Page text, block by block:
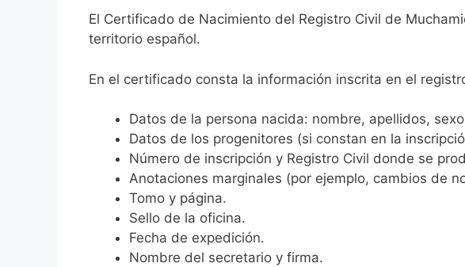
El Certificado de Nacimiento del Registro Civil de
territorio español.
En el certificado consta la información inscrita en el
Datos de la persona nacida: nombre, apellidos,
Datos de los progenitores (si constan en la
Número de inscripción y Registro Civil donde se
Anotaciones marginales (por ejemplo, cambios de
Tomo y página.
Sello de la oficina.
Fecha de expedición.
Nombre del secretario y firma.